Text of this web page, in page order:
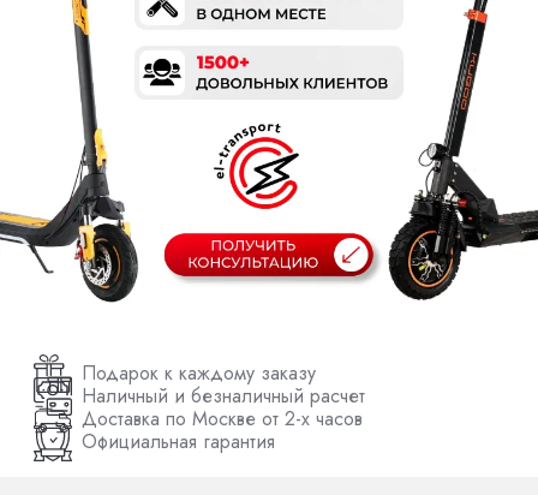
Подарок к каждому заказу
Наличный и безналичный расчет
Доставка по Москве от 2-х часов
Официальная гарантия